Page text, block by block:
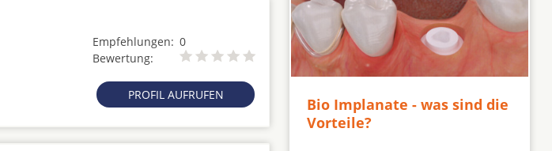
Empfehlungen: 0
Bewertung:
PROFIL AUFRUFEN
Bio Implanate - was sind die
Vorteile?